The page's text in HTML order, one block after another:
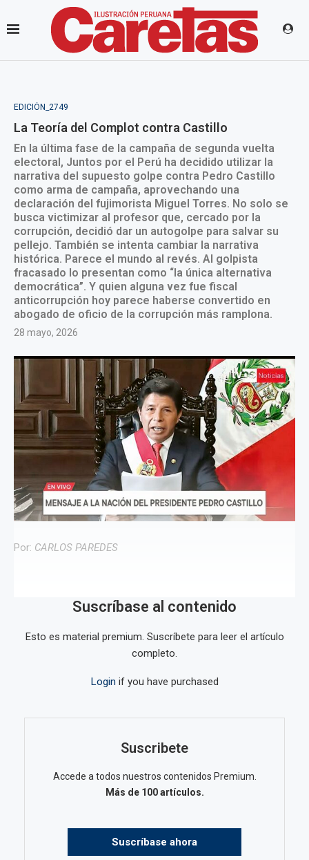
EDICIÓN_2749
La Teoría del Complot contra Castillo
En la última fase de la campaña de segunda vuelta
electoral, Juntos por el Perú ha decidido utilizar la
narrativa del supuesto golpe contra Pedro Castillo
como arma de campaña, aprovechando una
declaración del fujimorista Miguel Torres. No solo se
busca victimizar al profesor que, cercado por la
corrupción, decidió dar un autogolpe para salvar su
pellejo. También se intenta cambiar la narrativa
histórica. Parece el mundo al revés. Al golpista
fracasado lo presentan como “la única alternativa
democrática”. Y quien alguna vez fue fiscal
anticorrupción hoy parece haberse convertido en
abogado de oficio de la corrupción más ramplona.
28 mayo, 2026
Por: CARLOS PAREDES
Suscríbase al contenido
Esto es material premium. Suscríbete para leer el artículo
completo.
Login if you have purchased
Suscribete
Accede a todos nuestros contenidos Premium.
Más de 100 artículos.
Suscríbase ahora